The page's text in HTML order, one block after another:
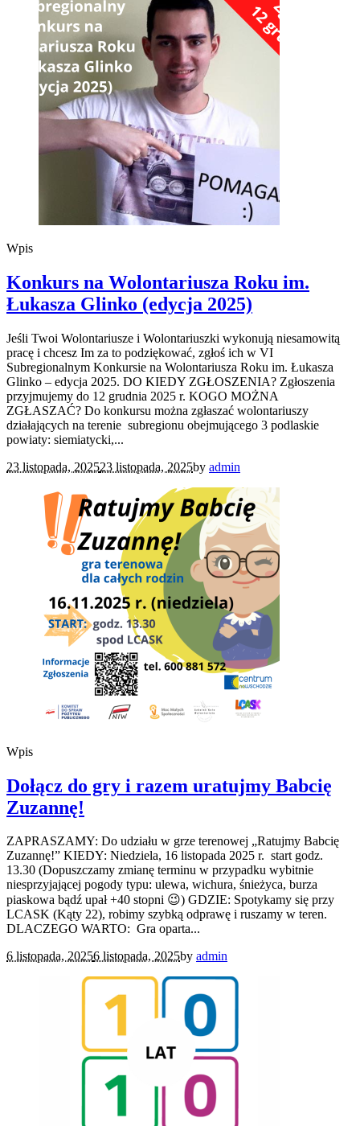
Wpis
Konkurs na Wolontariusza Roku im.
Łukasza Glinko (edycja 2025)
Jeśli Twoi Wolontariusze i Wolontariuszki wykonują niesamowitą
pracę i chcesz Im za to podziękować, zgłoś ich w VI
Subregionalnym Konkursie na Wolontariusza Roku im. Łukasza
Glinko – edycja 2025. DO KIEDY ZGŁOSZENIA? Zgłoszenia
przyjmujemy do 12 grudnia 2025 r. KOGO MOŻNA
ZGŁASZAĆ? Do konkursu można zgłaszać wolontariuszy
działających na terenie subregionu obejmującego 3 podlaskie
powiaty: siemiatycki,...
23 listopada, 202523 listopada, 2025by admin
Wpis
Dołącz do gry i razem uratujmy Babcię
Zuzannę!
ZAPRASZAMY: Do udziału w grze terenowej „Ratujmy Babcię
Zuzannę!” KIEDY: Niedziela, 16 listopada 2025 r. start godz.
13.30 (Dopuszczamy zmianę terminu w przypadku wybitnie
niesprzyjającej pogody typu: ulewa, wichura, śnieżyca, burza
piaskowa bądź upał +40 stopni 😉) GDZIE: Spotykamy się przy
LCASK (Kąty 22), robimy szybką odprawę i ruszamy w teren.
DLACZEGO WARTO: Gra oparta...
6 listopada, 20256 listopada, 2025by admin